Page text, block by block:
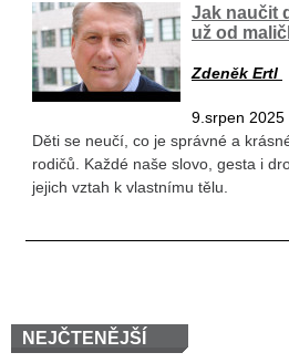
Jak naučit
už od
Zdeněk Ertl
9.srpen 2025
Děti se neučí, co je správné a
rodičů. Každé naše slovo, gesta i
jejich vztah k vlastnímu tělu.
NEJČTENĚJŠÍ